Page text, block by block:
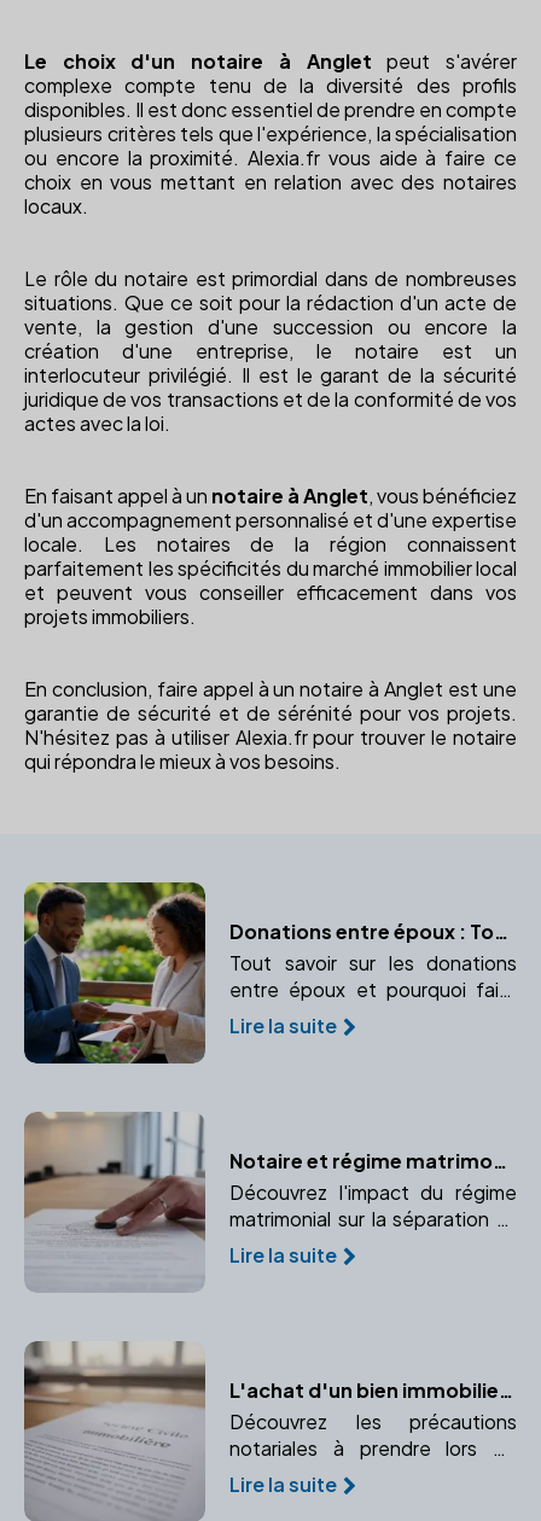
Le choix d'un notaire à Anglet peut s'avérer
complexe compte tenu de la diversité des profils
disponibles. Il est donc essentiel de prendre en compte
plusieurs critères tels que l'expérience, la spécialisation
ou encore la proximité. Alexia.fr vous aide à faire ce
choix en vous mettant en relation avec des notaires
locaux.
Le rôle du notaire est primordial dans de nombreuses
situations. Que ce soit pour la rédaction d'un acte de
vente, la gestion d'une succession ou encore la
création d'une entreprise, le notaire est un
interlocuteur privilégié. Il est le garant de la sécurité
juridique de vos transactions et de la conformité de vos
actes avec la loi.
En faisant appel à un notaire à Anglet, vous bénéficiez
d'un accompagnement personnalisé et d'une expertise
locale. Les notaires de la région connaissent
parfaitement les spécificités du marché immobilier local
et peuvent vous conseiller efficacement dans vos
projets immobiliers.
En conclusion, faire appel à un notaire à Anglet est une
garantie de sécurité et de sérénité pour vos projets.
N'hésitez pas à utiliser Alexia.fr pour trouver le notaire
qui répondra le mieux à vos besoins.
Donations entre époux : Tout ce qu’il faut savoir
Tout savoir sur les donations
entre époux et pourquoi faire
appel à un notaire est essentiel.
Lire la suite
Notaire et régime matrimonial : Quelles conséquences lors d'un divorce ?
Découvrez l'impact du régime
matrimonial sur la séparation et
comment un notaire peut vous
accompagner dans cette
Lire la suite
L'achat d'un bien immobilier à plusieurs : les précautions notariales à prendre
Découvrez les précautions
notariales à prendre lors de
l'achat d'un bien immobilier à
plusieurs. Conseils pour un
Lire la suite